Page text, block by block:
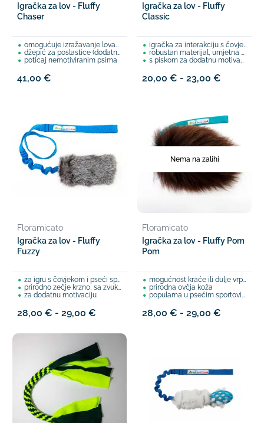
Igračka za lov - Fluffy
Chaser
omogućuje izražavanje lovačkog nagona
džepić za poslastice (dodatna motivacija)
poticaj nemotiviranim psima
41,00 €
Igračka za lov - Fluffy
Classic
igračka za interakciju s čovjekom
robustan materijal, umjetna dlaka pasa
s piskom za dodatnu motivaciju
20,00 € - 23,00 €
Floramicato
Igračka za lov - Fluffy
Fuzzy
za igru s čovjekom i pseći sport
prirodno zečje krzno, sa zvukom
za dodatnu motivaciju
28,00 € - 29,00 €
Nema na zalihi
Floramicato
Igračka za lov - Fluffy Pom
Pom
mogućnost kraće ili dulje vrpce
prirodna ovčja koža
popularna u psećim sportovima
28,00 € - 29,00 €